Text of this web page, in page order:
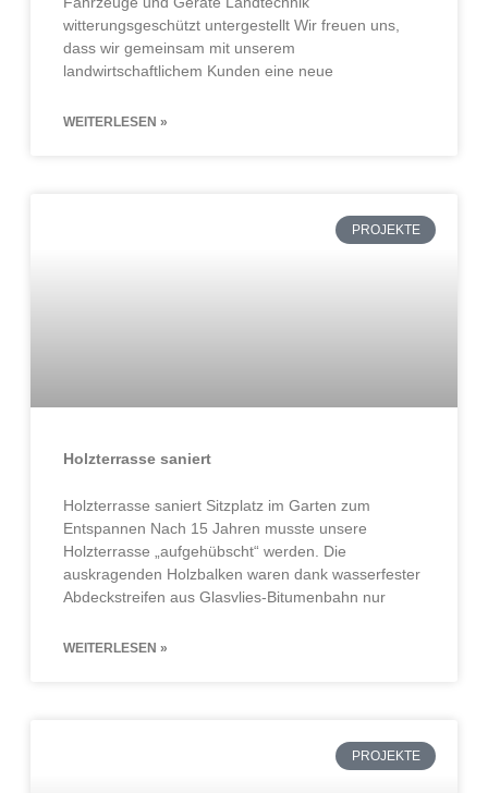
witterungsgeschützt untergestellt Wir freuen uns,
dass wir gemeinsam mit unserem
landwirtschaftlichem Kunden eine neue
WEITERLESEN »
PROJEKTE
Holzterrasse saniert
Holzterrasse saniert Sitzplatz im Garten zum
Entspannen Nach 15 Jahren musste unsere
Holzterrasse „aufgehübscht“ werden. Die
auskragenden Holzbalken waren dank wasserfester
Abdeckstreifen aus Glasvlies-Bitumenbahn nur
WEITERLESEN »
PROJEKTE